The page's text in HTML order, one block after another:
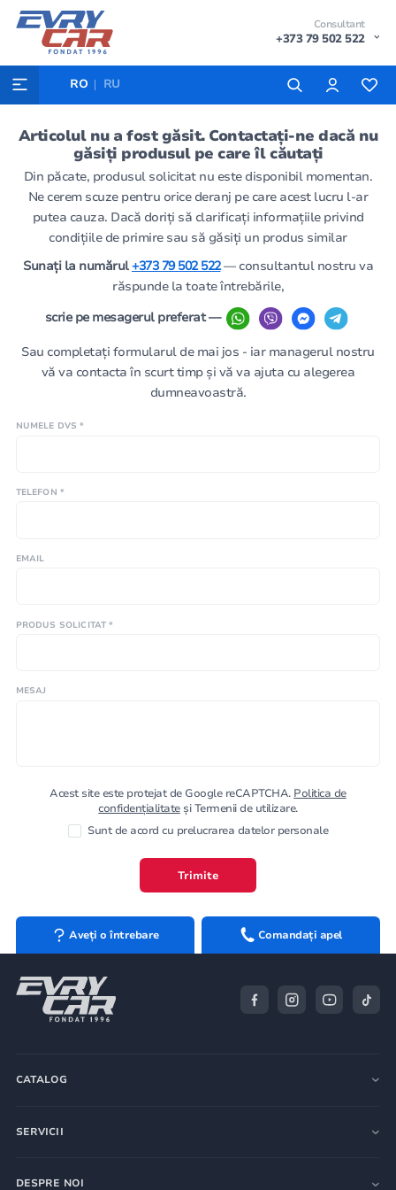
Consultant
+373 79 502 522
RO RU
Articolul nu a fost găsit. Contactați-ne dacă nu
găsiți produsul pe care îl căutați
Din păcate, produsul solicitat nu este disponibil momentan.
Ne cerem scuze pentru orice deranj pe care acest lucru l-ar
putea cauza. Dacă doriți să clarificați informațiile privind
condițiile de primire sau să găsiți un produs similar
Sunați la numărul+373 79 502 522— consultantul nostru va
răspunde la toate întrebările,
scrie pe mesagerul preferat —
Sau completați formularul de mai jos - iar managerul nostru
vă va contacta în scurt timp și vă va ajuta cu alegerea
dumneavoastră.
NUMELE DVS *
TELEFON *
EMAIL
PRODUS SOLICITAT *
MESAJ
Acest site este protejat de Google reCAPTCHA. Politica de
confidențialitateși Termenii de utilizare.
Sunt de acord cu prelucrarea datelor personale
Trimite
Aveți o întrebare Comandați apel
CATALOG
SERVICII
DESPRE NOI